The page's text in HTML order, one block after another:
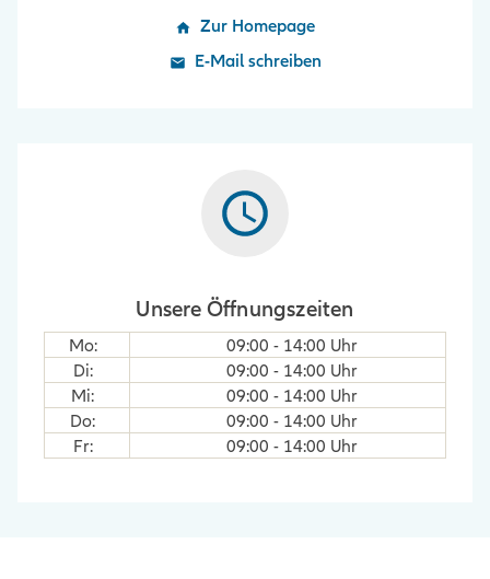
Zur Homepage
E-Mail schreiben
Unsere Öffnungszeiten
Mo: 09:00 - 14:00 Uhr
Di: 09:00 - 14:00 Uhr
Mi: 09:00 - 14:00 Uhr
Do: 09:00 - 14:00 Uhr
Fr: 09:00 - 14:00 Uhr